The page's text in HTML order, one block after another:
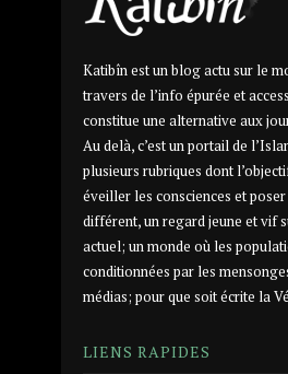
Katibîn est un blog actu sur le
travers de l’info épurée et
constitue une alternative aux
Au delà, c’est un portail de
plusieurs rubriques dont
éveiller les consciences et
différent, un regard jeune et vif
actuel; un monde où les
conditionnées par les
médias; pour que soit écrite la
LIENS RAPIDES